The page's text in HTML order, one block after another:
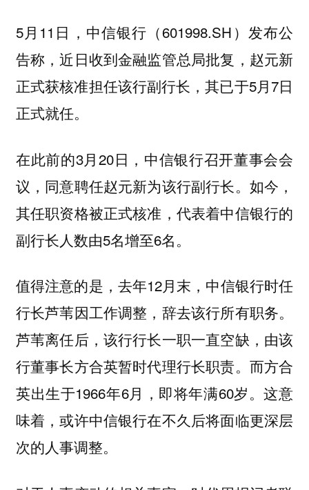
5月11日，中信银行（601998.SH）发布公
告称，近日收到金融监管总局批复，赵元新
正式获核准担任该行副行长，其已于5月7日
正式就任。
在此前的3月20日，中信银行召开董事会会
议，同意聘任赵元新为该行副行长。如今，
其任职资格被正式核准，代表着中信银行的
副行长人数由5名增至6名。
值得注意的是，去年12月末，中信银行时任
行长芦苇因工作调整，辞去该行所有职务。
芦苇离任后，该行行长一职一直空缺，由该
行董事长方合英暂时代理行长职责。而方合
英出生于1966年6月，即将年满60岁。这意
味着，或许中信银行在不久后将面临更深层
次的人事调整。